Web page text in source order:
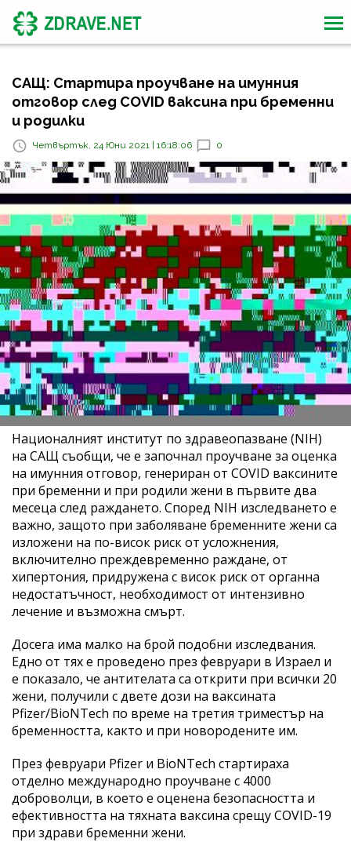
САЩ: Стартира проучване на имунния
отговор след COVID ваксина при бременни
и родилки
Четвъртък, 24 Юни 2021 | 16:18:06 0
Националният институт по здравеопазване (NIH)
на САЩ съобщи, че е започнал проучване за оценка
на имунния отговор, генериран от COVID ваксините
при бременни и при родили жени в първите два
месеца след раждането. Според NIH изследването е
важно, защото при заболяване бременните жени са
изложени на по-висок риск от усложнения,
включително преждевременно раждане, от
хипертония, придружена с висок риск от органна
недостатъчност, необходимост от интензивно
лечение и възможна смърт.
Досега има малко на брой подобни изследвания.
Едно от тях е проведено през февруари в Израел и
е показало, че антителата са открити при всички 20
жени, получили с двете дози на ваксината
Pfizer/BioNTech по време на третия триместър на
бременността, както и при новородените им.
През февруари Pfizer и BioNTech стартираха
отделно международно проучване с 4000
доброволци, в което е оценена безопасността и
ефективността на тяхната ваксина срещу COVID-19
при здрави бременни жени.